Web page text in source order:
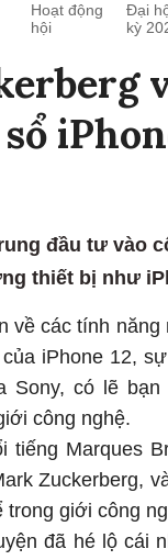
Hoạt động
hội
Đại
kỳ
đầu tư vào
thiết bị như
về các tính
iPhone 12,
Sony, có lẽ
công nghệ.
tiếng Marques
Zuckerberg,
trong giới công
đã hé lộ cái